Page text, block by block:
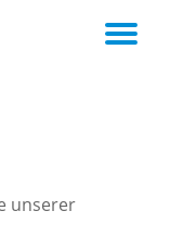
unserer